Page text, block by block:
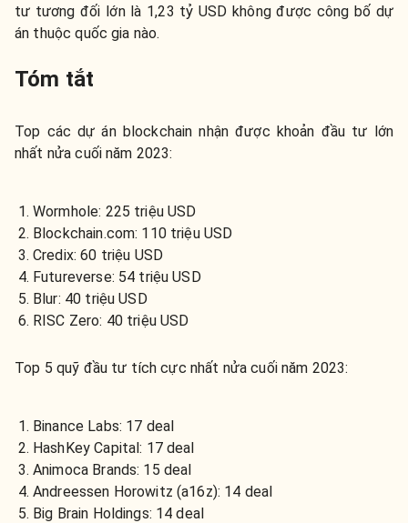
tư tương đối lớn là 1,23 tỷ USD không được công bố dự
án thuộc quốc gia nào.
Tóm tắt
Top các dự án blockchain nhận được khoản đầu tư lớn
nhất nửa cuối năm 2023:
Wormhole: 225 triệu USD
Blockchain.com: 110 triệu USD
Credix: 60 triệu USD
Futureverse: 54 triệu USD
Blur: 40 triệu USD
RISC Zero: 40 triệu USD
Top 5 quỹ đầu tư tích cực nhất nửa cuối năm 2023:
Binance Labs: 17 deal
HashKey Capital: 17 deal
Animoca Brands: 15 deal
Andreessen Horowitz (a16z): 14 deal
Big Brain Holdings: 14 deal